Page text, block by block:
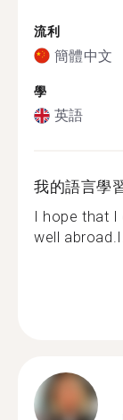
流利
簡體中文
學
英語
我的語言學
I hope that
well